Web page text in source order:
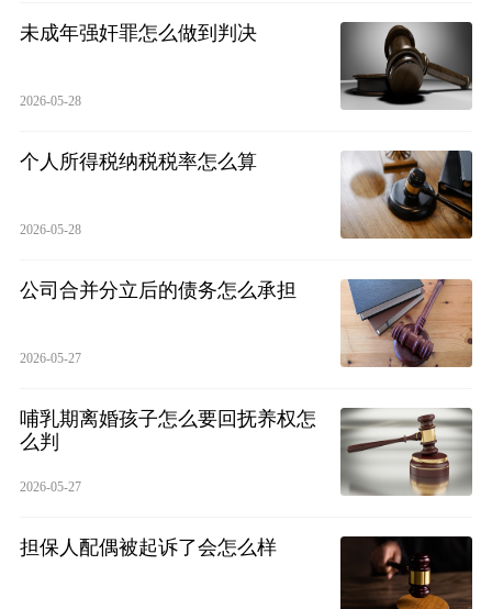
未成年强奸罪怎么做到判决
2026-05-28
个人所得税纳税税率怎么算
2026-05-28
公司合并分立后的债务怎么承担
2026-05-27
哺乳期离婚孩子怎么要回抚养权怎
么判
2026-05-27
担保人配偶被起诉了会怎么样